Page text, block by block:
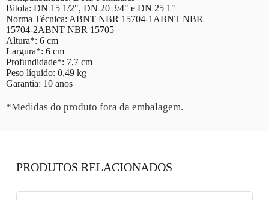
Bitola: DN 15 1/2", DN 20 3/4" e DN 25 1"
Norma Técnica: ABNT NBR 15704-1ABNT NBR
15704-2ABNT NBR 15705
Altura*: 6 cm
Largura*: 6 cm
Profundidade*: 7,7 cm
Peso líquido: 0,49 kg
Garantia: 10 anos
*Medidas do produto fora da embalagem.
PRODUTOS RELACIONADOS